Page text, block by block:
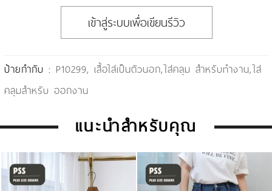
เข้าสู่ระบบเพื่อเขียนรีวิว
ป้ายกำกับ :P10299,เสื้อใส่เป็นตัวนอก,ใส่คลุม สำหรับทำงาน,ใส่
คลุมสำหรับ ออกงาน
แนะนำสำหรับคุณ